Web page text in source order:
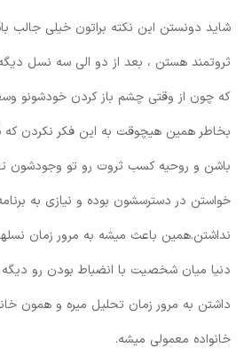
شاید دونستن این نکته براتون خیلی جالب
ثروتمند هستن ، بعد از دو الی سه نسل
که چون از وقتی چشم باز کردن خودشونو
بخاطر همین هیچوقت به این فکر نکردن
باشن و روحیه کسب ثروت رو تو وجودشون
خواستن در دسترسشون بوده و نیازی به
نداشتن.همین باعث میشه به مرور زمان
دنیا میان شخصیت با انضباط بودن رو
داشتن به مرور زمان تحلیل میره و همون
خانواده معمولی میشه.